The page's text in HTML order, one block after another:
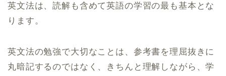
英文法は、読解も含めて英語の学習の最も基本とな
ります。
英文法の勉強で大切なことは、参考書を理屈抜きに
丸暗記するのではなく、きちんと理解しながら、学